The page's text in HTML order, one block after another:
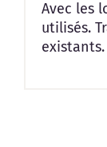
Avec les
utilisés.
existants.